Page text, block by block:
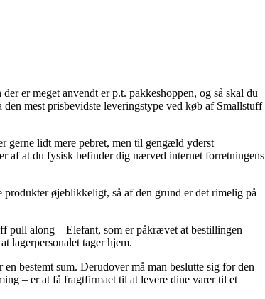
er meget anvendt er p.t. pakkeshoppen, og så skal du
mest prisbevidste leveringstype ved køb af Smallstuff
gerne lidt mere pebret, men til gengæld yderst
af at du fysisk befinder dig nærved internet forretningens
øjeblikkeligt, så af den grund er det rimelig på
pull along – Elefant, som er påkrævet at bestillingen
lagerpersonalet tager hjem.
bestemt sum. Derudover må man beslutte sig for den
– er at få fragtfirmaet til at levere dine varer til et